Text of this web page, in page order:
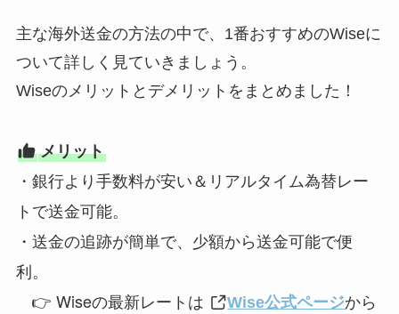
主な海外送金の方法の中で、1番おすすめのWiseに
ついて詳しく見ていきましょう。
Wiseのメリットとデメリットをまとめました！
メリット
・銀行より手数料が安い＆リアルタイム為替レー
トで送金可能。
・ 送金の追跡が簡単で、少額から送金可能で便
利。
👉 Wiseの最新レートは Wise公式ページから